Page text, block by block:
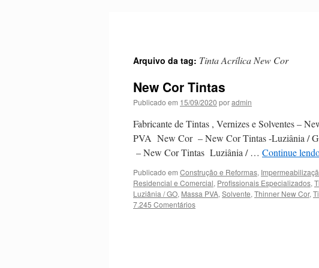
Arquivo da tag: Tinta Acrílica New Cor
New Cor Tintas
Publicado em 15/09/2020 poradmin
Fabricante de Tintas , Vernizes e Solventes –
PVA New Cor – New Cor Tintas -Luziânia /
– New Cor Tintas Luziânia / … Continue
Publicado em Construção e Reformas,
Residencial e Comercial, Profissionais Especializados,
Luziânia / GO, Massa PVA, Solvente, Thinner New Cor,
7.245 Comentários